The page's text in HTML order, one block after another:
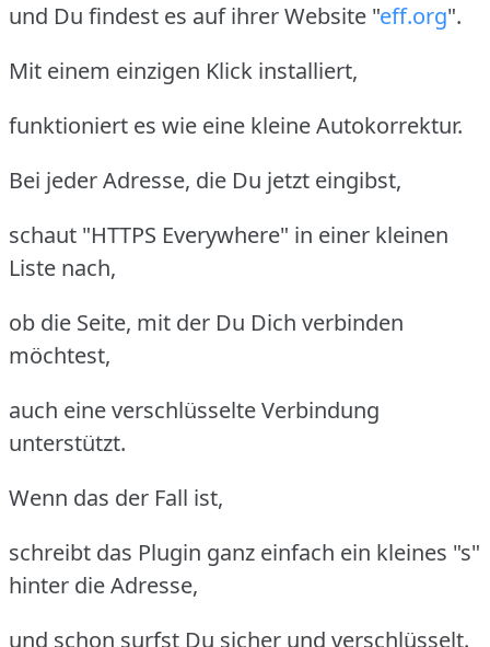
und Du findest es auf ihrer Website "eff.org".
Mit einem einzigen Klick installiert,
funktioniert es wie eine kleine Autokorrektur.
Bei jeder Adresse, die Du jetzt eingibst,
schaut "HTTPS Everywhere" in einer kleinen
Liste nach,
ob die Seite, mit der Du Dich verbinden
möchtest,
auch eine verschlüsselte Verbindung
unterstützt.
Wenn das der Fall ist,
schreibt das Plugin ganz einfach ein kleines "s"
hinter die Adresse,
und schon surfst Du sicher und verschlüsselt.